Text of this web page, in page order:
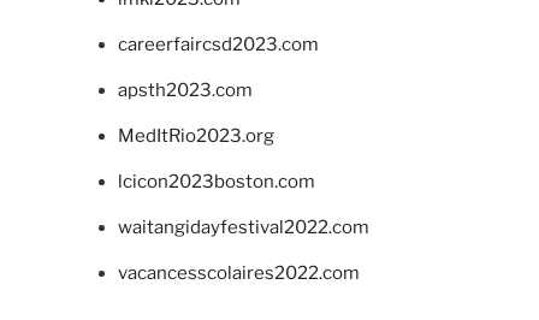
careerfaircsd2023.com
apsth2023.com
MedItRio2023.org
lcicon2023boston.com
waitangidayfestival2022.com
vacancesscolaires2022.com